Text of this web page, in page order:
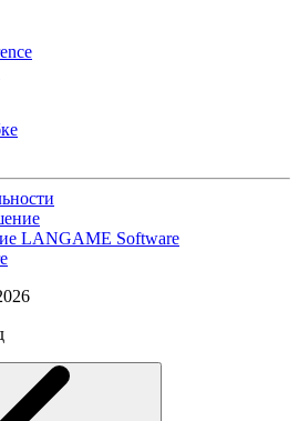
LANGAME Software